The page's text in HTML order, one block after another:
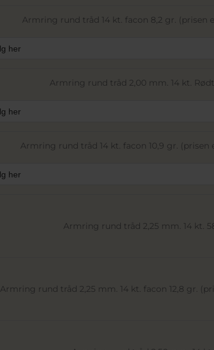
Armring rund tråd 14 kt. facon 8,2 gr. (prisen
Armring rund tråd 2,00 mm. 14 kt.
Armring rund tråd 14 kt. facon 10,9 gr. (prisen
Armring rund tråd 2,25 mm. 14 kt.
Armring rund tråd 2,25 mm. 14 kt. facon 12,8 gr.